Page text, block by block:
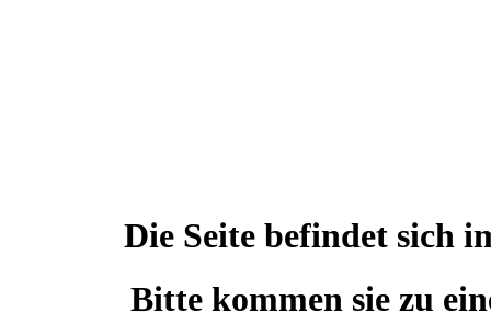
Die Seite befindet sich
Bitte kommen sie zu